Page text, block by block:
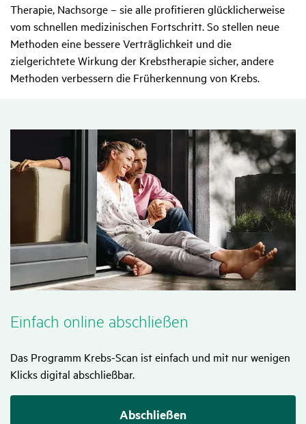
Therapie, Nachsorge – sie alle profitieren glücklicherweise
vom schnellen medizinischen Fortschritt. So stellen neue
Methoden eine bessere Verträglichkeit und die
zielgerichtete Wirkung der Krebstherapie sicher, andere
Methoden verbessern die Früherkennung von Krebs.
Einfach online abschließen
Das Programm Krebs-Scan ist einfach und mit nur wenigen
Klicks digital abschließbar.
Abschließen